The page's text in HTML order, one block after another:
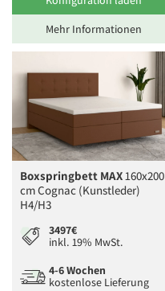
Mehr Informationen
Boxspringbett MAX160x200
cm Cognac (Kunstleder)
H4/H3
3497€
inkl. 19% MwSt.
4-6 Wochen
kostenlose Lieferung